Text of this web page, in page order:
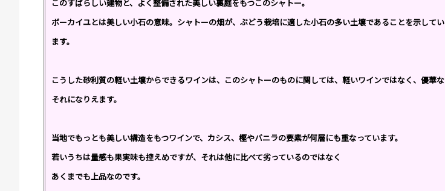
このすばらしい建物と、よく整備された美しい裏庭をもつこのシャトー。
ボーカイユとは美しい小石の意味。シャトーの畑が、ぶどう栽培に適した小石の多い土壌であることを示してい
ます。
こうした砂利質の軽い土壌からできるワインは、このシャトーのものに関しては、軽いワインではなく、優華な
それになりえます。
当地でもっとも美しい構造をもつワインで、カシス、樫やバニラの要素が何層にも重なっています。
若いうちは量感も果実味も控えめですが、それは他に比べて劣っているのではなく
あくまでも上品なのです。